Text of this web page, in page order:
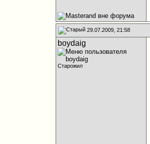
29.07.2009, 21:58
boydaig
Старожил